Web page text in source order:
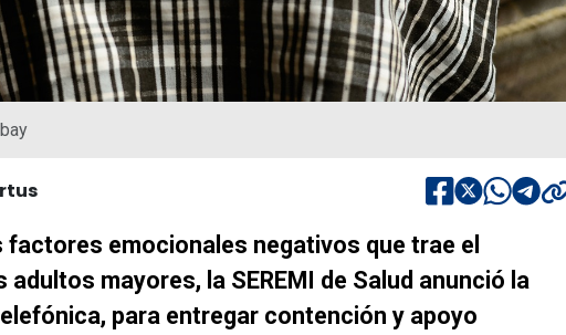
emocionales negativos que trae el
mayores, la SEREMI de Salud anunció la
para entregar contención y apoyo